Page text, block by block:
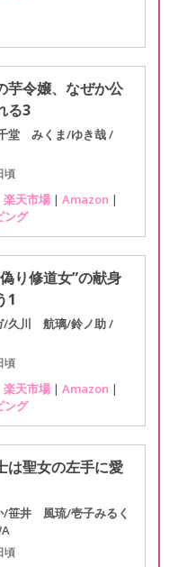
芋令嬢、なぜか公
る3
堂 みくま/ゆき哉 /
頃
楽天市場 | Amazon |
ング
り修道女”の献身
1
久川 航璃/鈴ノ助 /
頃
楽天市場 | Amazon |
ング
は聖女の左手に愛
笹井 風琉/壱子みるく
頃